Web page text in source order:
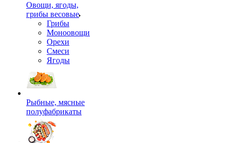
Овощи, ягоды,
грибы весовые
Грибы
Моноовощи
Орехи
Смеси
Ягоды
Рыбные, мясные
полуфабрикаты